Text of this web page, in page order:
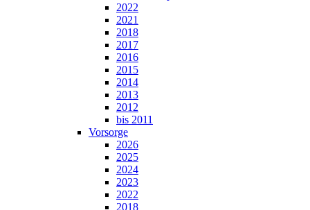
2022
2021
2018
2017
2016
2015
2014
2013
2012
bis 2011
Vorsorge
2026
2025
2024
2023
2022
2018